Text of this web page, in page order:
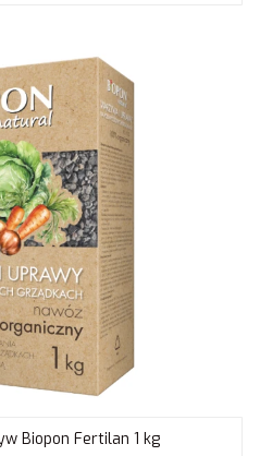
Biopon Fertilan 1 kg